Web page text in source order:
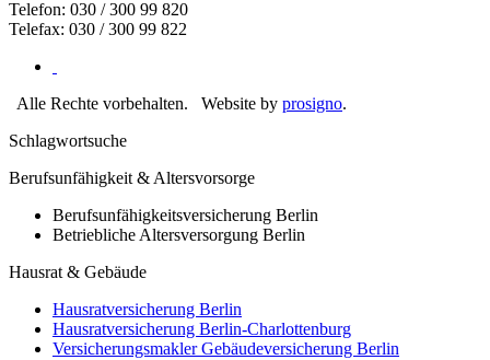
Telefon: 030 / 300 99 820
Telefax: 030 / 300 99 822
Alle Rechte vorbehalten. Website by prosigno.
Schlagwortsuche
Berufsunfähigkeit & Altersvorsorge
Berufsunfähigkeitsversicherung Berlin
Betriebliche Altersversorgung Berlin
Hausrat & Gebäude
Hausratversicherung Berlin
Hausratversicherung Berlin-Charlottenburg
Versicherungsmakler Gebäudeversicherung Berlin